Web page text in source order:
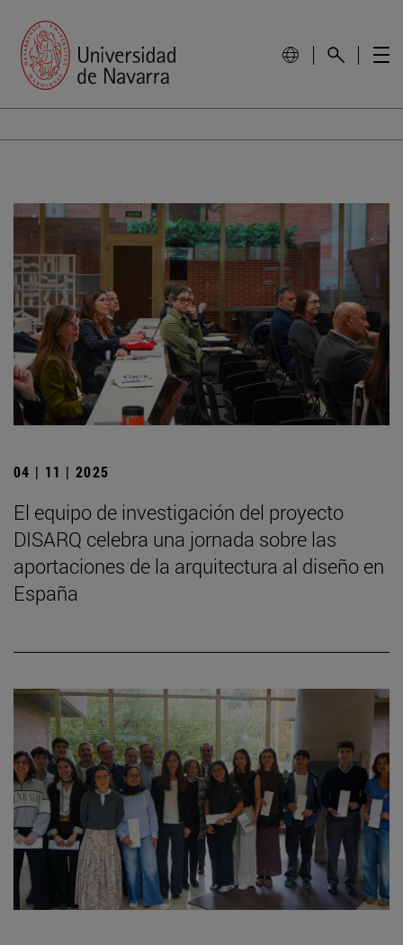
04 | 11 | 2025
El equipo de investigación del proyecto
DISARQ celebra una jornada sobre las
aportaciones de la arquitectura al diseño en
España